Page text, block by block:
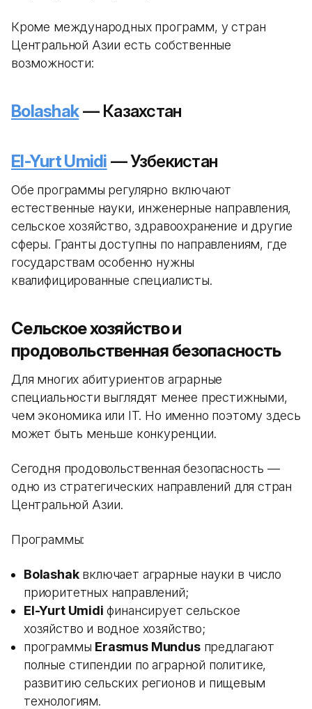
Кроме международных программ, у стран
Центральной Азии есть собственные
возможности:
Bolashak— Казахстан
El-Yurt Umidi — Узбекистан
Обе программы регулярно включают
естественные науки, инженерные направления,
сельское хозяйство, здравоохранение и другие
сферы. Гранты доступны по направлениям, где
государствам особенно нужны
квалифицированные специалисты.
Сельское хозяйство и
продовольственная безопасность
Для многих абитуриентов аграрные
специальности выглядят менее престижными,
чем экономика или IT. Но именно поэтому здесь
может быть меньше конкуренции.
Сегодня продовольственная безопасность —
одно из стратегических направлений для стран
Центральной Азии.
Программы:
Bolashakвключает аграрные науки в число
приоритетных направлений;
El-Yurt Umidi финансирует сельское
хозяйство и водное хозяйство;
программы Erasmus Mundusпредлагают
полные стипендии по аграрной политике,
развитию сельских регионов и пищевым
технологиям.